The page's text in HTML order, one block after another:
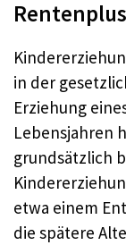
Rentenplus
in der
Erziehung
Lebensjahren
grundsätzlich
etwa einem
die spätere